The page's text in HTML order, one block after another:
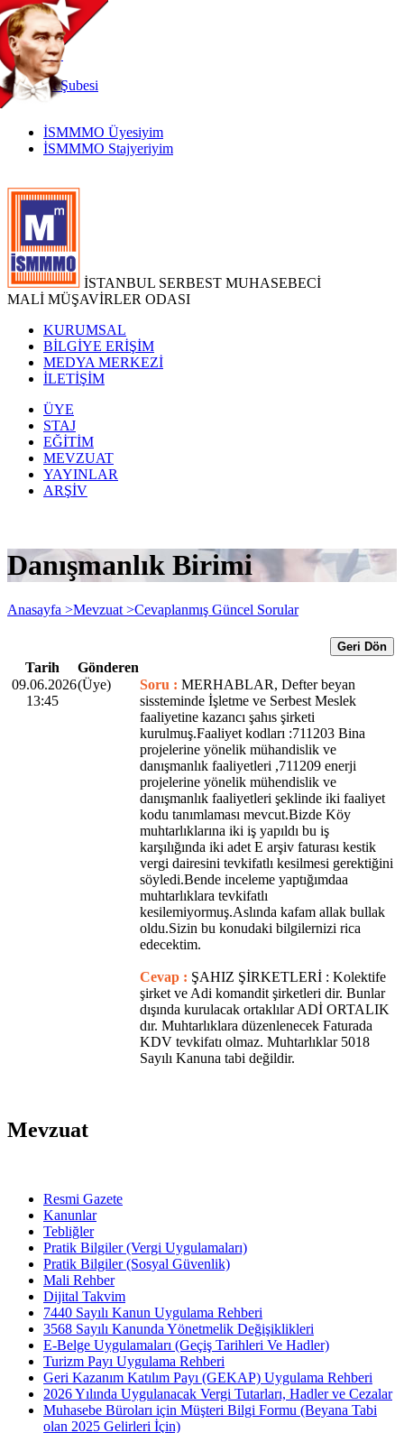
TR
|
EN
İnternetŞubesi
İSMMMO Üyesiyim
İSMMMO Stajyeriyim
İSTANBUL SERBEST MUHASEBECİ
MALİ MÜŞAVİRLER ODASI
KURUMSAL
BİLGİYE ERİŞİM
MEDYA MERKEZİ
İLETİŞİM
ÜYE
STAJ
EĞİTİM
MEVZUAT
YAYINLAR
ARŞİV
Danışmanlık Birimi
Anasayfa >Mevzuat >Cevaplanmış Güncel Sorular
Geri Dön
Tarih
Gönderen
09.06.2026
13:45
(Üye) Soru : MERHABLAR, Defter beyan
sissteminde İşletme ve Serbest Meslek
faaliyetine kazancı şahıs şirketi
kurulmuş.Faaliyet kodları :711203 Bina
projelerine yönelik mühandislik ve
danışmanlık faaliyetleri ,711209 enerji
projelerine yönelik mühendislik ve
danışmanlık faaliyetleri şeklinde iki faaliyet
kodu tanımlaması mevcut.Bizde Köy
muhtarlıklarına iki iş yapıldı bu iş
karşılığında iki adet E arşiv faturası kestik
vergi dairesini tevkifatlı kesilmesi gerektiğini
söyledi.Bende inceleme yaptığımdaa
muhtarlıklara tevkifatlı
kesilemiyormuş.Aslında kafam allak bullak
oldu.Sizin bu konudaki bilgilernizi rica
edecektim.
Cevap : ŞAHIZ ŞİRKETLERİ : Kolektife
şirket ve Adi komandit şirketleri dir. Bunlar
dışında kurulacak ortaklılar ADİ ORTALIK
dır. Muhtarlıklara düzenlenecek Faturada
KDV tevkifatı olmaz. Muhtarlıklar 5018
Sayılı Kanuna tabi değildir.
Mevzuat
Resmi Gazete
Kanunlar
Tebliğler
Pratik Bilgiler (Vergi Uygulamaları)
Pratik Bilgiler (Sosyal Güvenlik)
Mali Rehber
Dijital Takvim
7440 Sayılı Kanun Uygulama Rehberi
3568 Sayılı Kanunda Yönetmelik Değişiklikleri
E-Belge Uygulamaları (Geçiş Tarihleri Ve Hadler)
Turizm Payı Uygulama Rehberi
Geri Kazanım Katılım Payı (GEKAP) Uygulama Rehberi
2026 Yılında Uygulanacak Vergi Tutarları, Hadler ve Cezalar
Muhasebe Büroları için Müşteri Bilgi Formu (Beyana Tabi
olan 2025 Gelirleri İçin)